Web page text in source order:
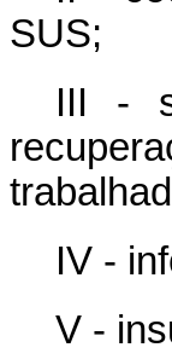
SUS;
III -
IV -
V -